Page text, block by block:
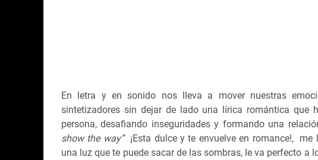
En letra y en sonido nos lleva a mover nuestras
sintetizadores sin dejar de lado una lírica romántica que
persona, desafiando inseguridades y formando una
show the way” ¡Esta dulce y te envuelve en romance!,
una luz que te puede sacar de las sombras, le va perfecto a